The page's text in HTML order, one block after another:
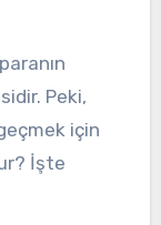
Peki,
için
İşte